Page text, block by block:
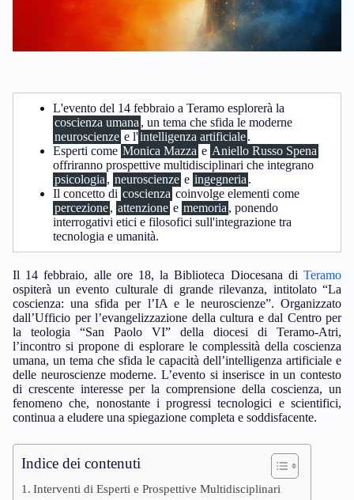
L'evento del 14 febbraio a Teramo esplorerà la
coscienza umana , un tema che sfida le moderne
neuroscienze e l'intelligenza artificiale.
Esperti come Monica Mazza e Aniello Russo Spena
offriranno prospettive multidisciplinari che integrano
psicologia , neuroscienze e ingegneria .
Il concetto di coscienza coinvolge elementi come
percezione, attenzione e memoria , ponendo
interrogativi etici e filosofici sull'integrazione tra
tecnologia e umanità.
Il 14 febbraio, alle ore 18, la Biblioteca Diocesana di Teramo
ospiterà un evento culturale di grande rilevanza, intitolato “La
coscienza: una sfida per l’IA e le neuroscienze”. Organizzato
dall’Ufficio per l’evangelizzazione della cultura e dal Centro per
la teologia “San Paolo VI” della diocesi di Teramo-Atri,
l’incontro si propone di esplorare le complessità della coscienza
umana, un tema che sfida le capacità dell’intelligenza artificiale e
delle neuroscienze moderne. L’evento si inserisce in un contesto
di crescente interesse per la comprensione della coscienza, un
fenomeno che, nonostante i progressi tecnologici e scientifici,
continua a eludere una spiegazione completa e soddisfacente.
Indice dei contenuti
Interventi di Esperti e Prospettive Multidisciplinari